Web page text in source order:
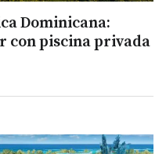
Dominicana:
con piscina privada